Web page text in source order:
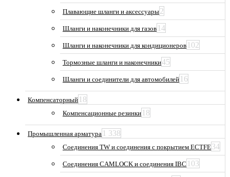
Плавающие шланги и аксессуары2
Шланги и наконечники для газов 14
Шланги и наконечники для кондиционеров 102
Тормозные шланги и наконечники45
Шланги и соединители для автомобилей 16
Компенсаторный 18
Компенсационные резинки 18
Промышленная арматура 1 338
Соединения TW и соединения с покрытием ECTFE34
Соединения CAMLOCK и соединения IBC 103